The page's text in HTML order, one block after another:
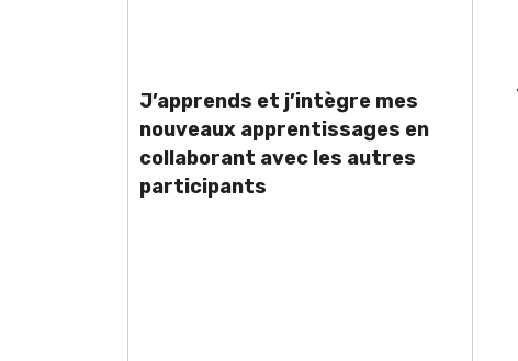
J’apprends et j’intègre mes
nouveaux apprentissages en
collaborant avec les autres
participants